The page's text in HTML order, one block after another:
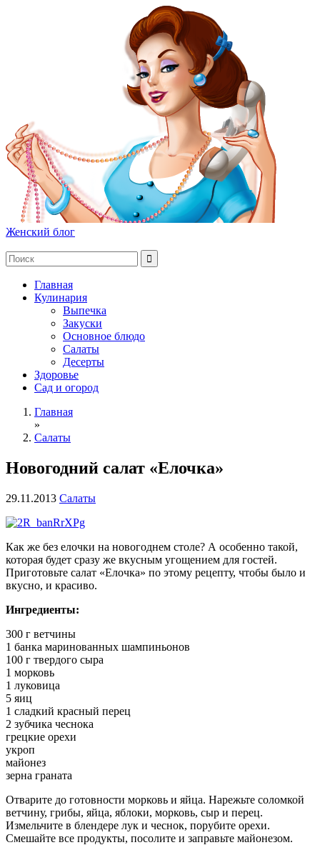
Женский блог
Главная
Кулинария
Выпечка
Закуски
Основное блюдо
Салаты
Десерты
Здоровье
Сад и огород
Главная
»
Салаты
Новогодний салат «Елочка»
29.11.2013 Салаты
Как же без елочки на новогоднем столе? А особенно такой,
которая будет сразу же вкусным угощением для гостей.
Приготовьте салат «Елочка» по этому рецепту, чтобы было и
вкусно, и красиво.
Ингредиенты:
300 г ветчины
1 банка маринованных шампиньонов
100 г твердого сыра
1 морковь
1 луковица
5 яиц
1 сладкий красный перец
2 зубчика чеснока
грецкие орехи
укроп
майонез
зерна граната
Отварите до готовности морковь и яйца. Нарежьте соломкой
ветчину, грибы, яйца, яблоки, морковь, сыр и перец.
Измельчите в блендере лук и чеснок, порубите орехи.
Смешайте все продукты, посолите и заправьте майонезом.